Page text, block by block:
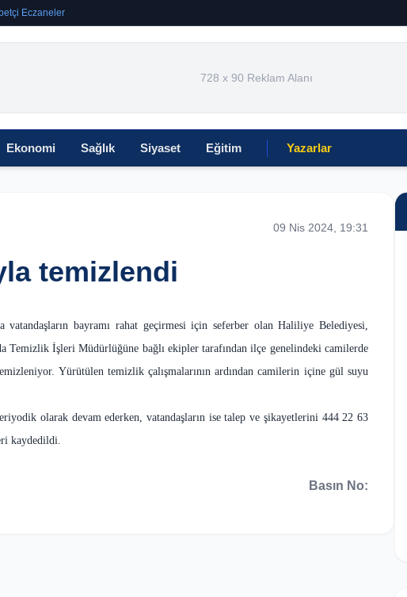
Eczaneler
728 x 90 Reklam Alanı
Ekonomi Sağlık Siyaset Eğitim Yazarlar
09 Nis 2024, 19:31
temizlendi
vatandaşların bayramı rahat geçirmesi için seferber olan Haliliye Belediyesi,
Temizlik İşleri Müdürlüğüne bağlı ekipler tarafından ilçe genelindeki camilerde
Yürütülen temizlik çalışmalarının ardından camilerin içine gül suyu
olarak devam ederken, vatandaşların ise talep ve şikayetlerini 444 22 63
kaydedildi.
Basın No: